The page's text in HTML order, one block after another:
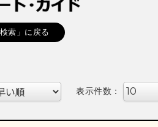
索」に戻る
表示件数：